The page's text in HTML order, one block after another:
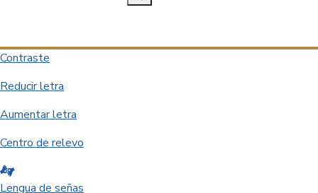
Contraste
Reducir letra
Aumentar letra
Centro de relevo
Lengua de señas